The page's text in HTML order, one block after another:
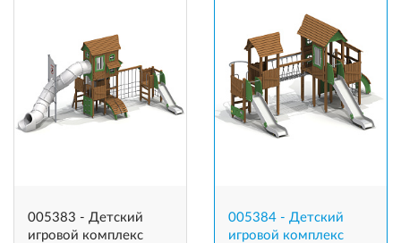
005383 - Детский
игровой комплекс
005384 - Детский
игровой комплекс